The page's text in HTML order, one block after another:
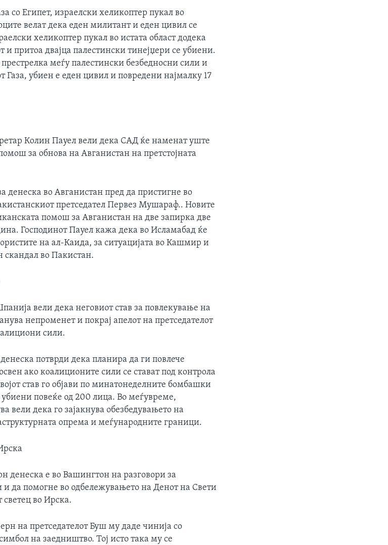
со Египет, израелски хеликоптер пукал во
велат дека еден милитант и еден цивил се
хеликоптер пукал во истата област додека
и притоа двајца палестински тинејџери се убиени.
меѓу палестински безбедносни сили и
Газа, убиен е еден цивил и повредени најмалку 17
Колин Пауел вели дека САД ќе наменат уште
за обнова на Авганистан на претстојната
денеска во Авганистан пред да пристигне во
претседател Первез Мушараф.. Новите
помош за Авганистан на две запирка две
Господинот Пауел кажа дека во Исламабад ќе
на ал-Каида, за ситуацијата во Кашмир и
во Пакистан.
вели дека неговиот став за повлекување на
непроменет и покрај апелот на претседателот
сили.
потврди дека планира да ги повлече
ако коалиционите сили се стават под контрола
став го објави по минатонеделните бомбашки
повеќе од 200 лица. Во меѓувреме,
вели дека го зајакнува обезбедувањето на
опрема и меѓународните граници.
денеска е во Вашингтон на разговори за
да помогне во одбележувањето на Денот на Свети
светец во Ирска.
на претседателот Буш му даде чинија со
на заедништво. Тој исто така му се